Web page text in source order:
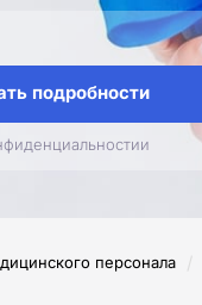
подробности
персонала /